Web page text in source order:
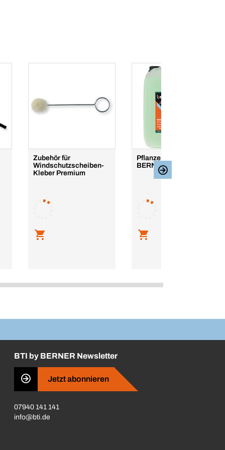
Zubehör für
Windschutzscheiben-
Kleber Premium
Pflanzenresteentferner
BERNERwash
BTI by BERNER Newsletter
Jetzt abonnieren
07940 141 141
info@bti.de